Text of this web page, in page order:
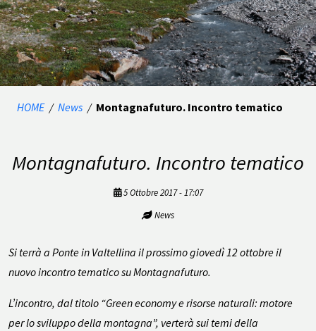
HOME / News / Montagnafuturo. Incontro tematico
Montagnafuturo. Incontro tematico
5 Ottobre 2017 - 17:07
News
Si terrà a Ponte in Valtellina il prossimo giovedì 12 ottobre il
nuovo incontro tematico su Montagnafuturo.
L’incontro, dal titolo “Green economy e risorse naturali: motore
per lo sviluppo della montagna”, verterà sui temi della